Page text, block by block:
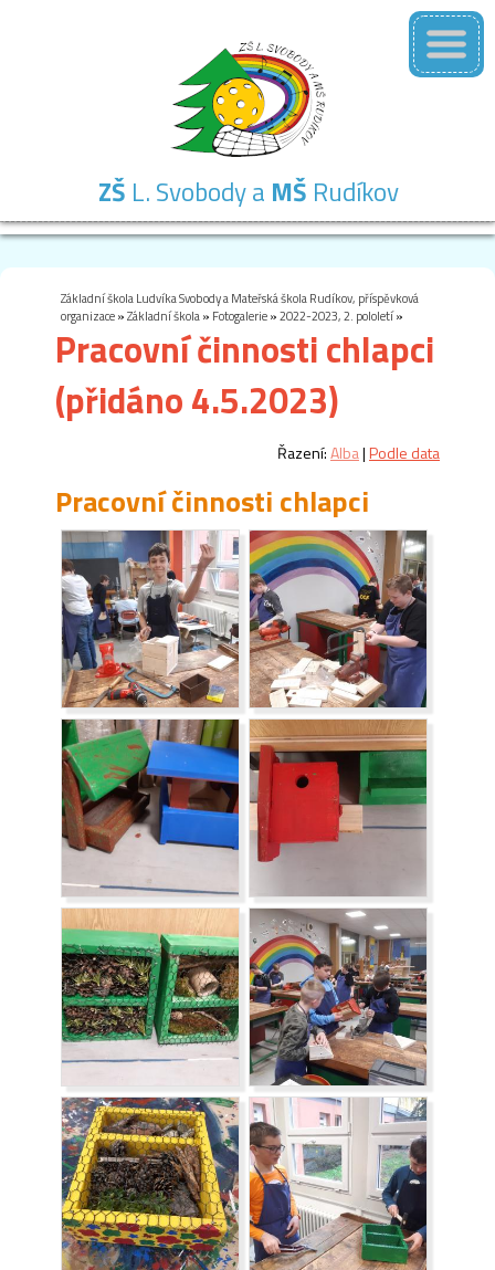
ZŠ L. Svobody a MŠ Rudíkov
Základní škola Ludvíka Svobody a Mateřská škola Rudíkov, příspěvková
organizace»Základní škola» Fotogalerie»2022-2023, 2. pololetí»
Pracovní činnosti chlapci
(přidáno 4.5.2023)
Řazení:Alba|Podle data
Pracovní činnosti chlapci